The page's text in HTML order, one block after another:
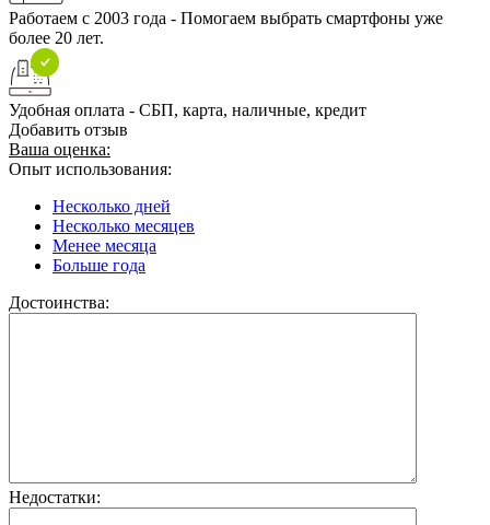
Работаем с 2003 года - Помогаем выбрать смартфоны уже
более 20 лет.
Удобная оплата - СБП, карта, наличные, кредит
Добавить отзыв
Ваша оценка:
Опыт использования:
Несколько дней
Несколько месяцев
Менее месяца
Больше года
Достоинства:
Недостатки: